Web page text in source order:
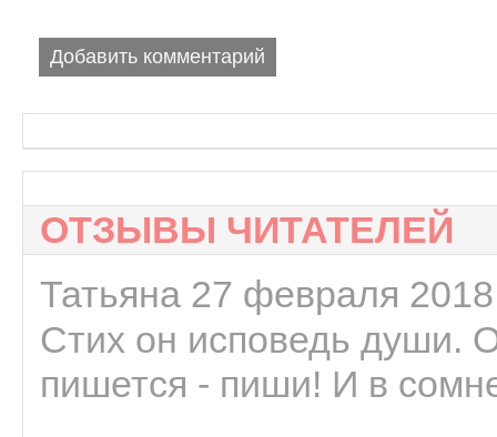
Добавить комментарий
ОТЗЫВЫ ЧИТАТЕЛЕЙ
Татьяна 27 февраля
Стих он исповедь души.
пишется - пиши! И в